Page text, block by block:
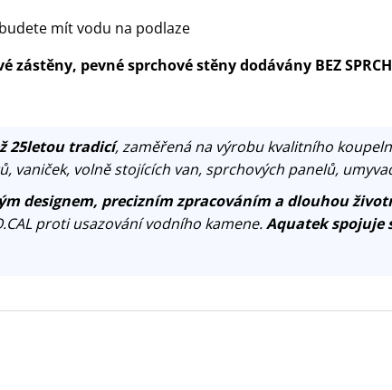
mít vodu na podlaze
pevné sprchové stěny dodávány BEZ
25letou tradicí, zaměřená na výrobu kvalitního
volně stojících van, sprchových panelů,
designem, precizním zpracováním a dlouhou
proti usazování vodního kamene.Aquatek spojuje